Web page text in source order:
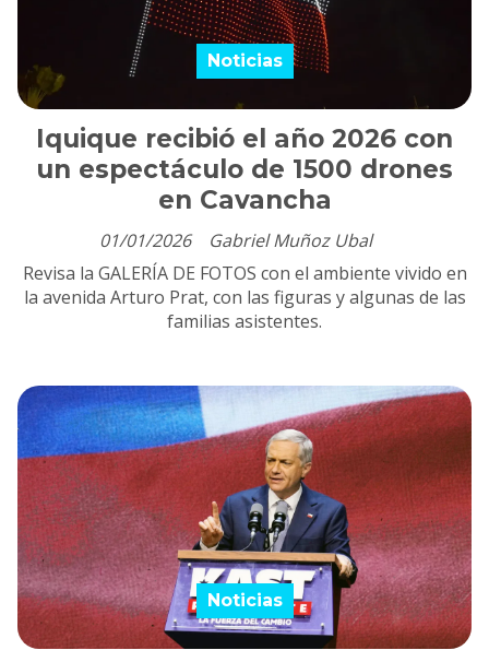
Iquique recibió el año 2026 con
un espectáculo de 1500 drones
en Cavancha
Gabriel Muñoz Ubal
Noticias
01/01/2026
Revisa la GALERÍA DE FOTOS con el ambiente vivido en
la avenida Arturo Prat, con las figuras y algunas de las
familias asistentes.
Noticias